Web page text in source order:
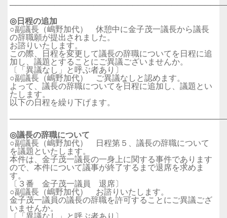
◎日程の追加
○副議長（嶋野加代） 休憩中に金子茂一議長から議長
の辞職願が提出されました。
お諮りいたします。
この際、日程を変更して議長の辞職についてを日程に追
加し、議題とすることにご異議ございませんか。
〔「異議なし」と呼ぶ者あり〕
○副議長（嶋野加代） ご異議なしと認めます。
よって、議長の辞職についてを日程に追加し、議題とい
たします。
以下の日程を繰り下げます。
◎議長の辞職について
○副議長（嶋野加代） 日程第５、議長の辞職について
を議題といたします。
本件は、金子茂一議長の一身上に関する事件であります
ので、本件について議事が終了するまで退席を求めま
す。
〔３番 金子茂一議員 退席〕
○副議長（嶋野加代） お諮りいたします。
金子茂一議員の議長の辞職を許可することにご異議ござ
いませんか。